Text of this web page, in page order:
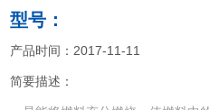
型号：
产品时间：2017-11-11
简要描述：